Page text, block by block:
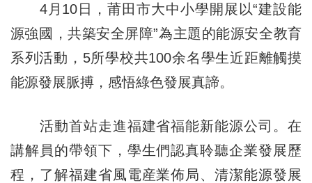
4月10日，莆田市大中小學開展以“建設能
源強國，共築安全屏障”為主題的能源安全教育
系列活動，5所學校共100余名學生近距離觸摸
能源發展脈搏，感悟綠色發展真諦。
活動首站走進福建省福能新能源公司。在
講解員的帶領下，學生們認真聆聽企業發展歷
程，了解福建省風電産業佈局、清潔能源發展